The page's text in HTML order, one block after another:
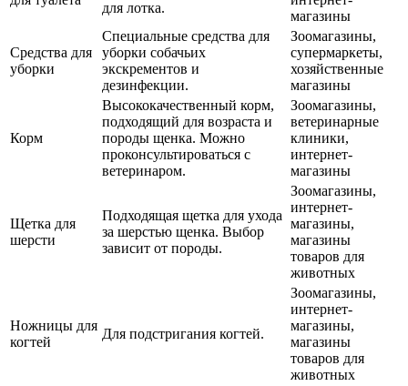
для лотка.
магазины
Средства для
уборки
Специальные средства для
уборки собачьих
экскрементов и
дезинфекции.
Зоомагазины,
супермаркеты,
хозяйственные
магазины
Корм
Высококачественный корм,
подходящий для возраста и
породы щенка. Можно
проконсультироваться с
ветеринаром.
Зоомагазины,
ветеринарные
клиники,
интернет-
магазины
Щетка для
шерсти
Подходящая щетка для ухода
за шерстью щенка. Выбор
зависит от породы.
Зоомагазины,
интернет-
магазины,
магазины
товаров для
животных
Ножницы для
когтей
Для подстригания когтей.
Зоомагазины,
интернет-
магазины,
магазины
товаров для
животных